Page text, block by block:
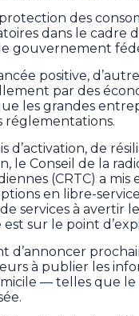
des
dans le cadre
gouvernement
positive,
par des
les grandes
réglementations.
d’activation, de
le Conseil de la
(CRTC) a
en libre-
services à avertir
sur le point
d’annoncer
à publier les
— telles que